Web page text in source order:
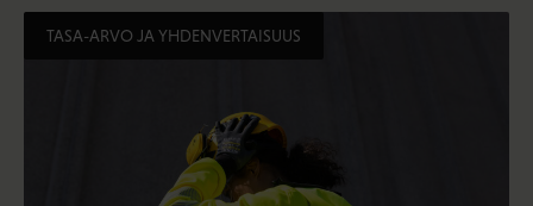
TASA-ARVO JA YHDENVERTAISUUS